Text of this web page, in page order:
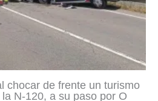
chocar de frente un turismo
N-120, a su paso por O